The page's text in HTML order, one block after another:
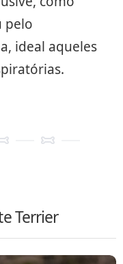
pelo
ideal aqueles
Terrier